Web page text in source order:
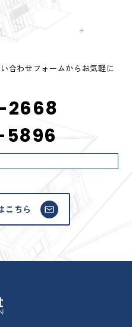
合わせフォームからお気軽に
2668
こちら